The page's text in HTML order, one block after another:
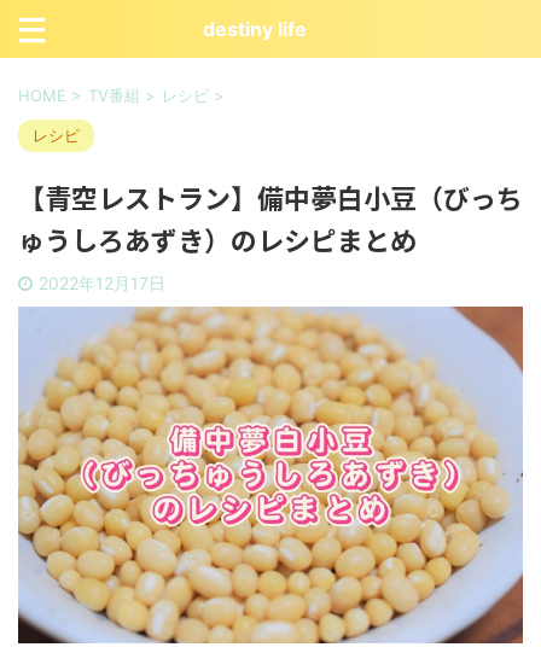
destiny life
HOME > TV番組 > レシピ >
レシピ
【青空レストラン】備中夢白小豆（びっち
ゅうしろあずき）のレシピまとめ
2022年12月17日